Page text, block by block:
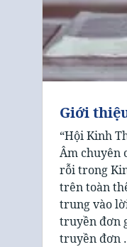
Giới
“Hội Kinh
Âm chuyên
rỗi trong
trên toàn
trung vào
truyền đơn
truyền đơn